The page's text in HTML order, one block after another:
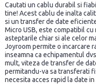
Cautati un cablu durabil si
tine! Acest cablu de inalta
si un transfer de date
Micro USB, este compatibil
asteptarile chiar si ale celor
Joyroom permite o incarcare
inseamna ca echipamentul
mult, viteza de transfer de
permitandu-va sa transferati
necesita acces rapid la date